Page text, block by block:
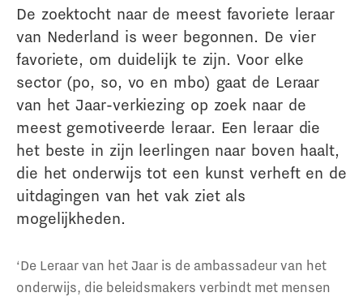
De zoektocht naar de meest favoriete leraar
van Nederland is weer begonnen. De vier
favoriete, om duidelijk te zijn. Voor elke
sector (po, so, vo en mbo) gaat de Leraar
van het Jaar-verkiezing op zoek naar de
meest gemotiveerde leraar. Een leraar die
het beste in zijn leerlingen naar boven haalt,
die het onderwijs tot een kunst verheft en de
uitdagingen van het vak ziet als
mogelijkheden.
‘De Leraar van het Jaar is de ambassadeur van het
onderwijs, die beleidsmakers verbindt met mensen